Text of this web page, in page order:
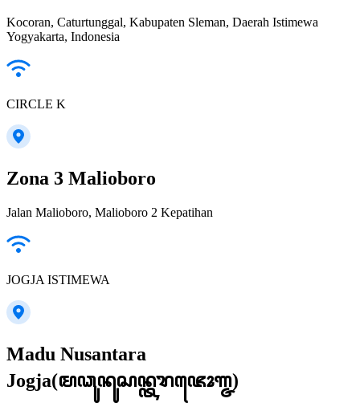
Kocoran, Caturtunggal, Kabupaten Sleman, Daerah Istimewa
Yogyakarta, Indonesia
CIRCLE K
Zona 3 Malioboro
Jalan Malioboro, Malioboro 2 Kepatihan
JOGJA ISTIMEWA
Madu Nusantara
Jogja(ꦩꦣꦸꦤꦸꦱꦤ꧀ꦠꦫꦗꦺꦴꦒ꧀ꦗ)